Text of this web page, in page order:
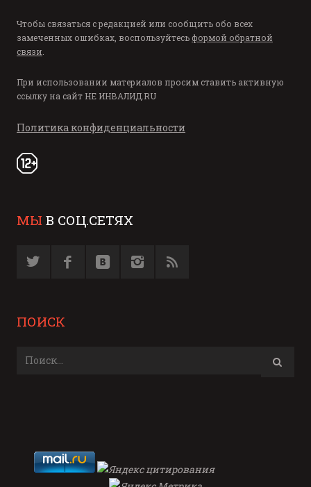
Чтобы связаться с редакцией или сообщить обо всех
замеченных ошибках, воспользуйтесь формой обратной
связи
При использовании материалов просим ставить активную
ссылку на сайт НЕ ИНВАЛИД.RU
Политика конфиденциальности
МЫ В СОЦ.СЕТЯХ
ПОИСК